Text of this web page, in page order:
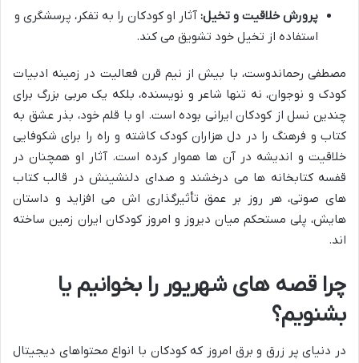
پرورش خلاقیت و تخیل: آثار او کودکان را به تفکر، پرسشگری و
استفاده از تخیل خود تشویق می کند.
مصطفی رحماندوست، با بیش از نیم قرن فعالیت در زمینه ادبیات
کودک و نوجوان، نه تنها شاعر و نویسنده، بلکه یک مربی بزرگ برای
چندین نسل از کودکان ایرانی بوده است. او با قلم خود، بذر عشق به
کتاب و فرهنگ را در دل هزاران کودک کاشته و راه را برای شکوفایی
خلاقیت و اندیشه در آن ها هموار کرده است. آثار او همچنان در
قفسه کتابخانه ها می درخشند و صدای دلنشینش در قالب کتاب
های صوتی، هر روز بر عمق تأثیرگذاری اش می افزاید و داستان
هایش، پلی مستحکم میان دیروز و امروز کودکان ایران زمین ساخته
اند.
چرا قصه های شهریور را بخوانیم یا
بشنویم؟
در دنیای پر زرق و برق امروز که کودکان با انواع محتواهای دیجیتال